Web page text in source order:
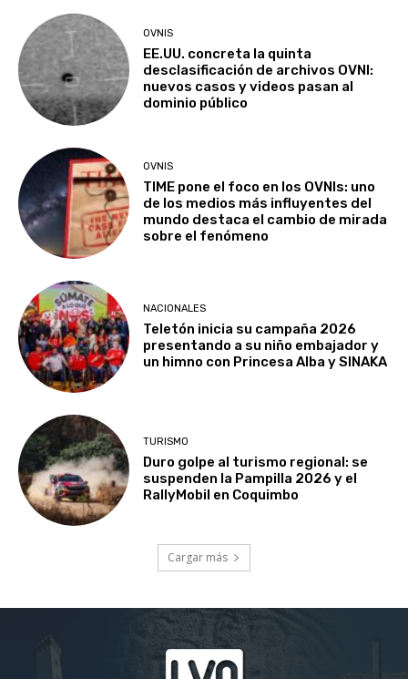
OVNIS
EE.UU. concreta la quinta
desclasificación de archivos OVNI:
nuevos casos y videos pasan al
dominio público
OVNIS
TIME pone el foco en los OVNIs: uno
de los medios más influyentes del
mundo destaca el cambio de mirada
sobre el fenómeno
NACIONALES
Teletón inicia su campaña 2026
presentando a su niño embajador y
un himno con Princesa Alba y SINAKA
TURISMO
Duro golpe al turismo regional: se
suspenden la Pampilla 2026 y el
RallyMobil en Coquimbo
Cargar más